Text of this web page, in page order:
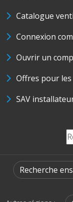
Catalogue
Connexion
Ouvrir un
Offres pour
SAV
Recherche